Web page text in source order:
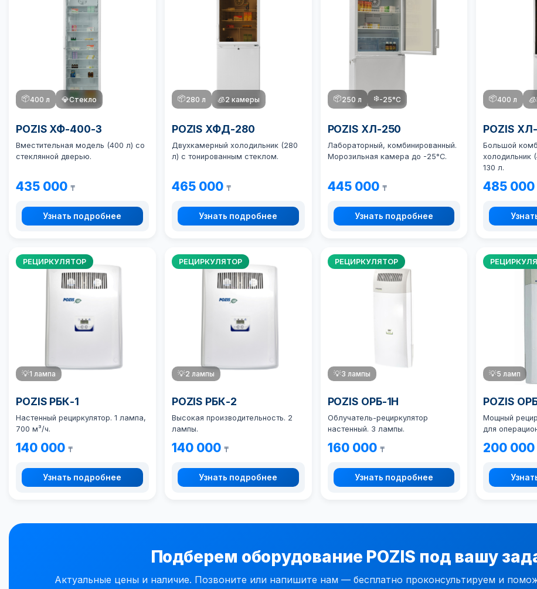
📦400 л 💎Стекло
POZIS ХФ-400-3
Вместительная модель (400 л) со
стеклянной дверью.
435 000 ₸
Узнать подробнее
📦280 л 🧊2 камеры
POZIS ХФД-280
Двухкамерный холодильник (280
л) с тонированным стеклом.
465 000 ₸
Узнать подробнее
📦250 л ❄️-25°C
POZIS ХЛ-250
Лабораторный, комбинированный.
Морозильная камера до -25°C.
445 000 ₸
Узнать подробнее
📦400 л 🧊
POZIS
Большой
холодильник
130 л.
485
РЕЦИРКУЛЯТОР
💡1 лампа
POZIS РБК-1
Настенный рециркулятор. 1 лампа,
700 м³/ч.
140 000 ₸
Узнать подробнее
РЕЦИРКУЛЯТОР
💡2 лампы
POZIS РБК-2
Высокая производительность. 2
лампы.
140 000 ₸
Узнать подробнее
РЕЦИРКУЛЯТОР
💡3 лампы
POZIS ОРБ-1Н
Облучатель-рециркулятор
настенный. 3 лампы.
160 000 ₸
Узнать подробнее
💡5 ламп
POZIS
Мощный
для
200
Подберем оборудование POZIS под вашу
Актуальные цены и наличие. Позвоните или напишите нам — бесплатно проконсультируем и